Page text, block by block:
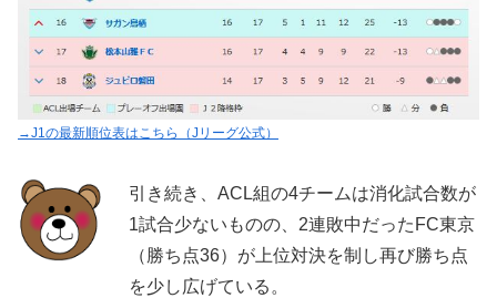
→J1の最新順位表はこちら（Jリーグ公式）
引き続き、ACL組の4チームは消化試合数が
1試合少ないものの、2連敗中だったFC東京
（勝ち点36）が上位対決を制し再び勝ち点
を少し広げている。